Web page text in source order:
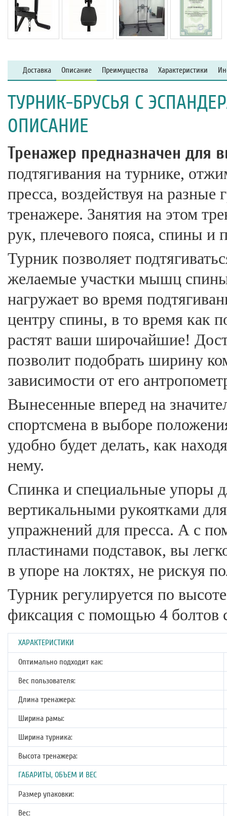
Доставка Описание Преимущества Характеристики
ТУРНИК-БРУСЬЯ C
ОПИСАНИЕ
Тренажер предназначен для
подтягивания на турнике,
пресса, воздействуя на
тренажере. Занятия на этом
рук, плечевого пояса, спины и
Турник позволяет
желаемые участки мышц
нагружает во время
центру спины, в то время как
растят ваши широчайшие!
позволит подобрать ширину
зависимости от его
Вынесенные вперед на
спортсмена в выборе
удобно будет делать, как
нему.
Спинка и специальные упоры
вертикальными рукоятками
упражнений для пресса. А с
пластинами подставок, вы
в упоре на локтях, не рискуя
Турник регулируется по
фиксация с помощью 4 болтов
ХАРАКТЕРИСТИКИ
Оптимально подходит как:
Вес пользователя:
Длина тренажера:
Ширина рамы:
Ширина турника:
Высота тренажера:
ГАБАРИТЫ, ОБЪЕМ И ВЕС
Размер упаковки:
Вес: